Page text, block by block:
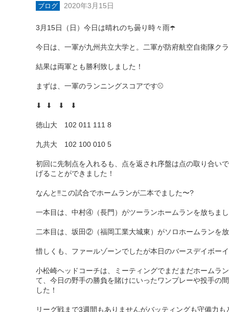
ブログ 2020年3月15日
3月15日（日）今日は晴れのち曇り時々雨☂️
今日は、一軍が九州共立大学と。二軍が防府航空自衛隊ク
結果は両軍とも勝利致しました！
まずは、一軍のランニングスコアです⚾️
⬇︎ ⬇︎ ⬇︎ ⬇︎
徳山大 102 011 111 8
九共大 102 100 010 5
初回に先制点を入れるも、点を返され序盤は点の取り合い
げることができました！
なんと‼️この試合でホームランが二本でました〜?
一本目は、中村④（長門）がツーランホームランを放ちま
二本目は、坂田②（福岡工業大城東）がソロホームランを
惜しくも、ファールゾーンでしたが本日のバースデイボ
小松崎ヘッドコーチは、ミーティングでまだまだホームラ
て、今日の野手の勝負を賭けにいったワンプレーや投手の
した！
リーグ戦まで3週間もありませんがバッティングも守備力